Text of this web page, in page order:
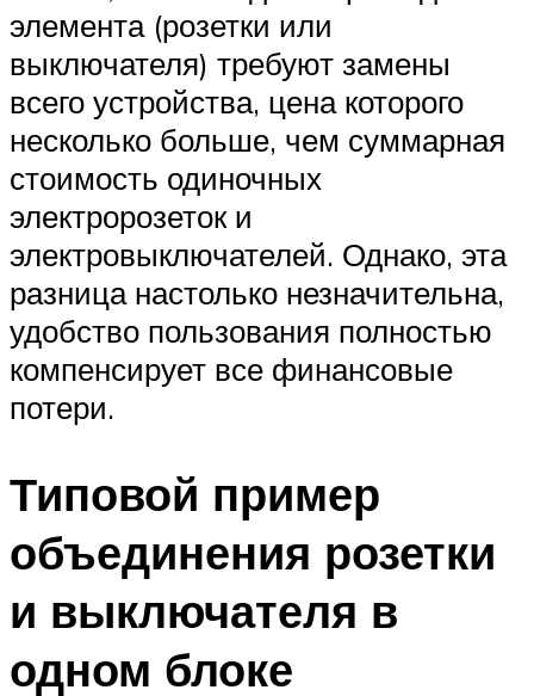
элемента (розетки или
выключателя) требуют замены
всего устройства, цена которого
несколько больше, чем суммарная
стоимость одиночных
электророзеток и
электровыключателей. Однако, эта
разница настолько незначительна,
удобство пользования полностью
компенсирует все финансовые
потери.
Типовой пример
объединения розетки
и выключателя в
одном блоке